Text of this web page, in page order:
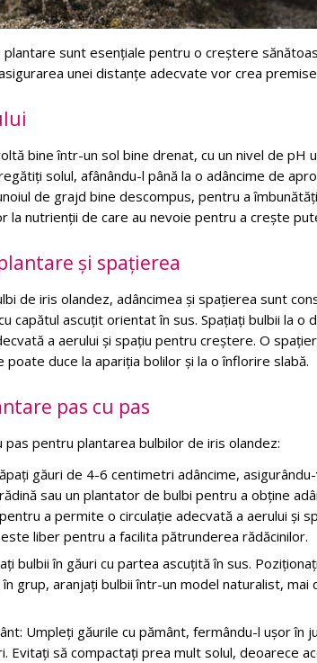
sunt esențiale pentru o creștere
unei distanțe adecvate vor crea
bine într-un sol bine drenat, cu un nivel de pH
solul, afânându-l până la o adâncime de
de grajd bine descompus, pentru a
la nutrienții de care au nevoie pentru a crește
și spațierea
de iris olandez, adâncimea și spațierea sunt
capătul ascuțit orientat în sus. Spațiați bulbii la
a aerului și spațiu pentru creștere. O
poate duce la apariția bolilor și la o înflorire slabă.
pas cu pas
pas pentru plantarea bulbilor de iris olandez:
găuri de 4-6 centimetri adâncime,
sau un plantator de bulbi pentru a obține
a permite o circulație adecvată a aerului și
liber pentru a facilita pătrunderea rădăcinilor.
bulbii în găuri cu partea ascuțită în sus.
în grup, aranjați bulbii într-un model naturalist,
Umpleți găurile cu pământ, fermându-l ușor în
Evitați să compactați prea mult solul, deoarece